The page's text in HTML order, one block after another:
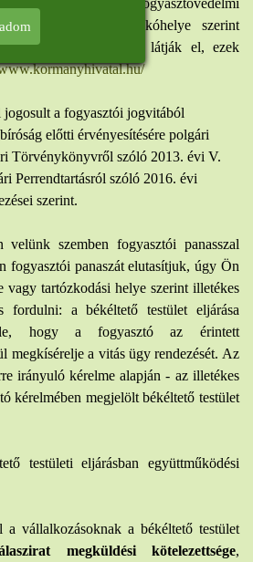
lefolytatásáról. A fogyasztóvédelmi
a fogyasztó lakóhelye szerint
kormányhivatalok látják el, ezek
a fogyasztói jogvitából
előtti érvényesítésére polgári
Törvénykönyvről szóló 2013. évi V.
Perrendtartásról szóló 2016. évi
szerint.
szemben fogyasztói panasszal
fogyasztói panaszát elutasítjuk, úgy Ön
tartózkodási helye szerint illetékes
fordulni: a békéltető testület eljárása
hogy a fogyasztó az érintett
megkísérelje a vitás ügy rendezését. Az
irányuló kérelme alapján - az illetékes
kérelmében megjelölt békéltető testület
testületi eljárásban együttműködési
a vállalkozásoknak a békéltető testület
megküldési kötelezettsége,